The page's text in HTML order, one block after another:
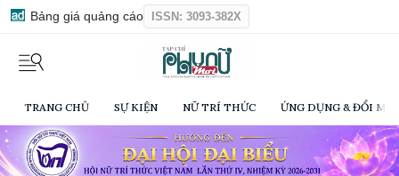
Bảng giá quảng cáo ISSN: 3093-382X
TRANG CHỦ SỰ KIỆN NỮ TRÍ THỨC ỨNG DỤNG & ĐỔI